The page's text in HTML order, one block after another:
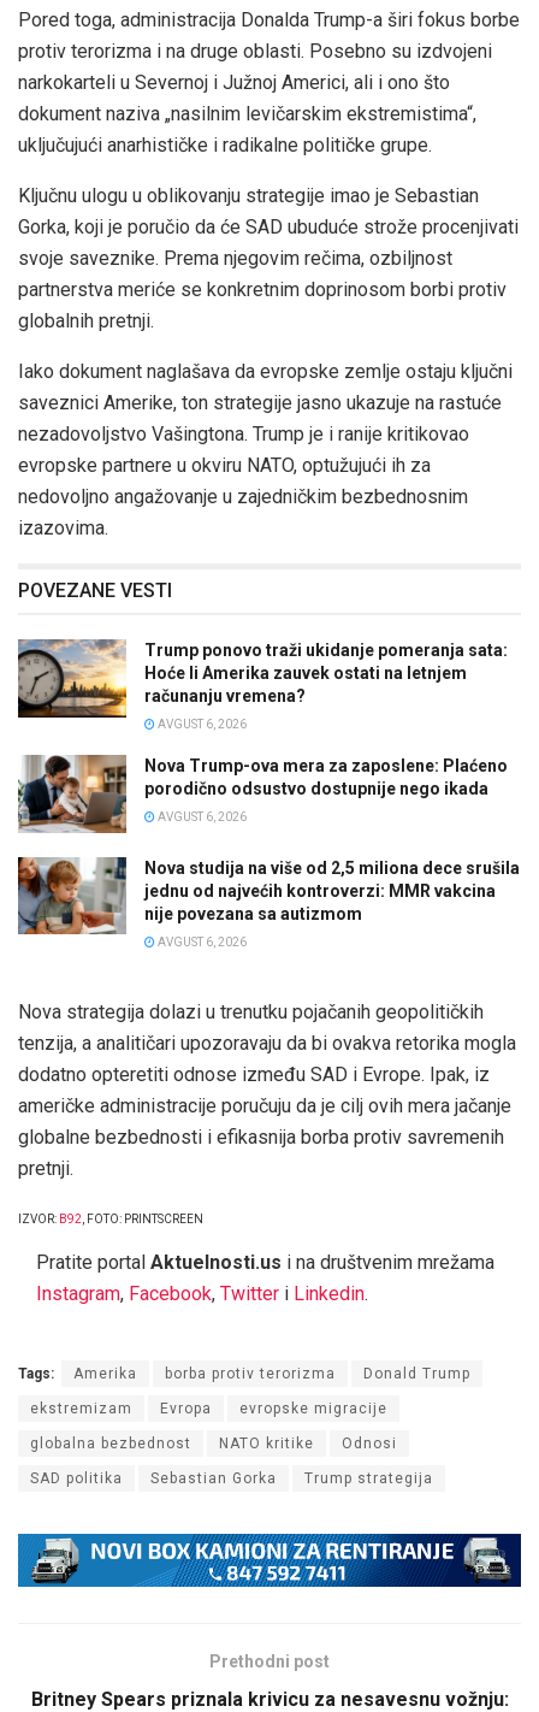
Pored toga, administracija Donalda Trump-a širi fokus borbe
protiv terorizma i na druge oblasti. Posebno su izdvojeni
narkokarteli u Severnoj i Južnoj Americi, ali i ono što
dokument naziva „nasilnim levičarskim ekstremistima“,
uključujući anarhističke i radikalne političke grupe.
Ključnu ulogu u oblikovanju strategije imao je Sebastian
Gorka, koji je poručio da će SAD ubuduće strože procenjivati
svoje saveznike. Prema njegovim rečima, ozbiljnost
partnerstva meriće se konkretnim doprinosom borbi protiv
globalnih pretnji.
Iako dokument naglašava da evropske zemlje ostaju ključni
saveznici Amerike, ton strategije jasno ukazuje na rastuće
nezadovoljstvo Vašingtona. Trump je i ranije kritikovao
evropske partnere u okviru NATO, optužujući ih za
nedovoljno angažovanje u zajedničkim bezbednosnim
izazovima.
POVEZANE VESTI
Trump ponovo traži ukidanje pomeranja sata:
Hoće li Amerika zauvek ostati na letnjem
računanju vremena?
AVGUST 6, 2026
Nova Trump-ova mera za zaposlene: Plaćeno
porodično odsustvo dostupnije nego ikada
AVGUST 6, 2026
Nova studija na više od 2,5 miliona dece srušila
jednu od najvećih kontroverzi: MMR vakcina
nije povezana sa autizmom
AVGUST 6, 2026
Nova strategija dolazi u trenutku pojačanih geopolitičkih
tenzija, a analitičari upozoravaju da bi ovakva retorika mogla
dodatno opteretiti odnose između SAD i Evrope. Ipak, iz
američke administracije poručuju da je cilj ovih mera jačanje
globalne bezbednosti i efikasnija borba protiv savremenih
pretnji.
IZVOR: B92 , FOTO: PRINTSCREEN
Pratite portal Aktuelnosti.us i na društvenim mrežama
Instagram, Facebook, Twitter i Linkedin.
Tags: Amerika borba protiv terorizma Donald Trump
ekstremizam Evropa evropske migracije
globalna bezbednost NATO kritike Odnosi
SAD politika Sebastian Gorka Trump strategija
Prethodni post
Britney Spears priznala krivicu za nesavesnu vožnju: